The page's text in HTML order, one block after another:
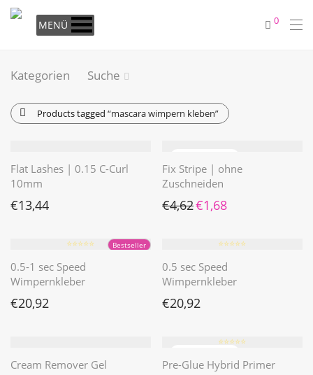
MENÜ 0
Kategorien Suche
Products tagged “mascara wimpern kleben”
Flat Lashes | 0.15 C-Curl
10mm
€13,44
Fix Stripe | ohne
Zuschneiden
€4,62 Ursprünglicher Preis war:
€1,68
Bestseller
⭐️⭐️⭐️⭐️⭐️
0.5-1 sec Speed
Wimpernkleber
€20,92
⭐️⭐️⭐️⭐️⭐️
0.5 sec Speed
Wimpernkleber
€20,92
Cream Remover Gel
⭐️⭐️⭐️⭐️⭐️
Pre-Glue Hybrid Primer